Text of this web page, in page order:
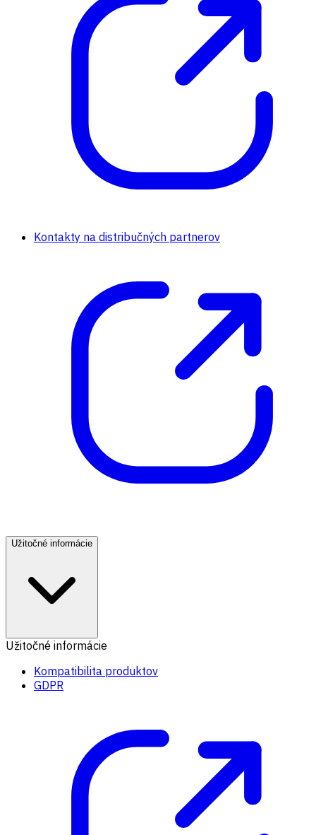
Kontakty na distribučných partnerov
Užitočné informácie
Užitočné informácie
Kompatibilita produktov
GDPR